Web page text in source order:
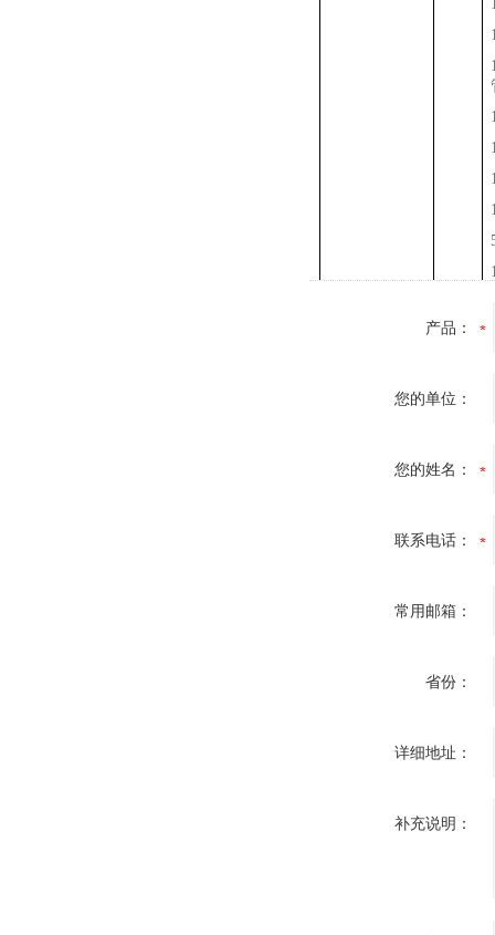
产品：
您的单位：
您的姓名：
联系电话：
常用邮箱：
省份：
详细地址：
补充说明：